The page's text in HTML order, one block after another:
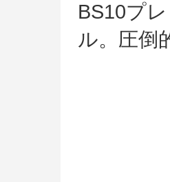
BS10プ
ル。圧倒